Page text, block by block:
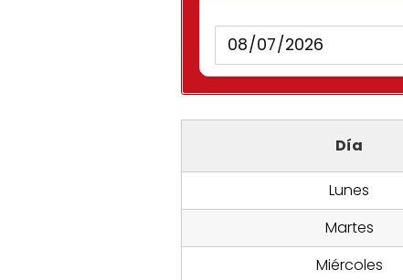
Día
Lunes
Martes
Miércoles